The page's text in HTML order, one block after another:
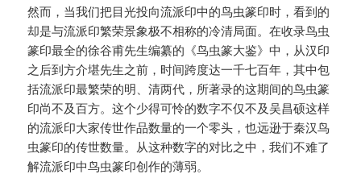
然而，当我们把目光投向流派印中的鸟虫篆印时，看到的
却是与流派印繁荣景象极不相称的冷清局面。在收录鸟虫
篆印最全的徐谷甫先生编纂的《鸟虫篆大鉴》中，从汉印
之后到方介堪先生之前，时间跨度达一千七百年，其中包
括流派印最繁荣的明、清两代，所著录的这期间的鸟虫篆
印尚不及百方。这个少得可怜的数字不仅不及吴昌硕这样
的流派印大家传世作品数量的一个零头，也远逊于秦汉鸟
虫篆印的传世数量。从这种数字的对比之中，我们不难了
解流派印中鸟虫篆印创作的薄弱。